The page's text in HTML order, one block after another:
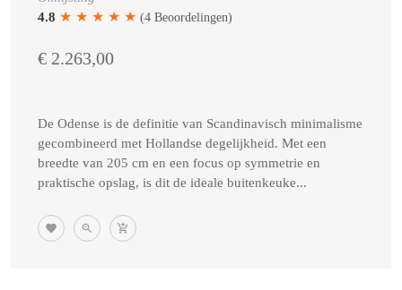
4.8 ★ ★ ★ ★ ★ (4 Beoordelingen)
€ 2.263,00
De Odense is de definitie van Scandinavisch minimalisme
gecombineerd met Hollandse degelijkheid. Met een
breedte van 205 cm en een focus op symmetrie en
praktische opslag, is dit de ideale buitenkeuke...